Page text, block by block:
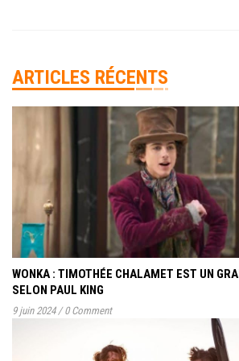
ARTICLES RÉCENTS
WONKA : TIMOTHÉE CHALAMET EST UN
SELON PAUL KING
9 juin 2024 / 0 Comment